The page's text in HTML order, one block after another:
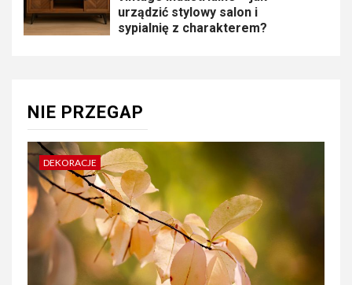
urządzić stylowy salon i
sypialnię z charakterem?
NIE PRZEGAP
DEKORACJE